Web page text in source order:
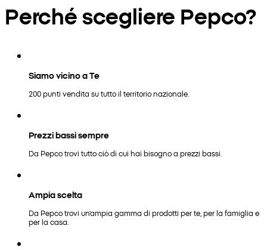
Perché scegliere Pepco?
Siamo vicino a Te
200 punti vendita su tutto il territorio nazionale.
Prezzi bassi sempre
Da Pepco trovi tutto ciò di cui hai bisogno a prezzi bassi.
Ampia scelta
Da Pepco trovi un'ampia gamma di prodotti per te, per la famiglia e
per la casa.